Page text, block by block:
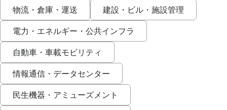
物流・倉庫・運送 建設・ビル・施設管理
電力・エネルギー・公共インフラ
自動車・車載モビリティ
情報通信・データセンター
民生機器・アミューズメント